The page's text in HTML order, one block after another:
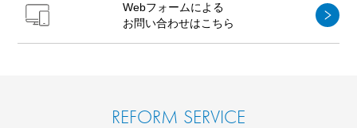
Webフォームによる
お問い合わせはこちら
REFORM SERVICE